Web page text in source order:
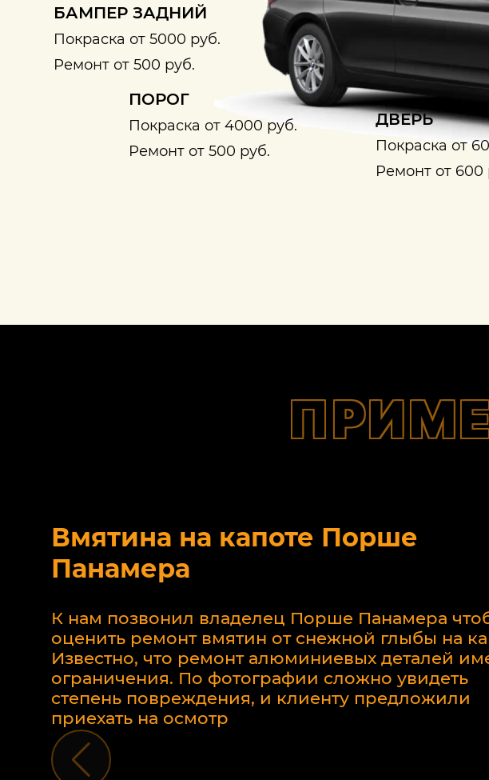
БАМПЕР ЗАДНИЙ
Покраска от 5000 руб.
Ремонт от 500 руб.
ПОРОГ
Покраска от 4000 руб.
Ремонт от 500 руб.
ДВЕРЬ
Покраска от
Ремонт от 600
Вмятина на капоте Порше
Панамера
К нам позвонил владелец Порше Панамера
оценить ремонт вмятин от снежной глыбы на
Известно, что ремонт алюминиевых деталей
ограничения. По фотографии сложно увидеть
степень повреждения, и клиенту предложили
приехать на осмотр